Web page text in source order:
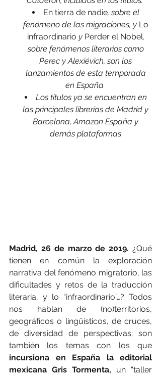
En tierra de nadie, sobre el
fenómeno de las migraciones, y Lo
infraordinario y Perder el Nobel,
sobre fenómenos literarios como
Perec y Alexiévich, son los
lanzamientos de esta temporada
en España
Los títulos ya se encuentran en
las principales librerías de Madrid y
Barcelona, Amazon España y
demás plataformas
Madrid, 26 de marzo de 2019. ¿Qué
tienen en común la exploración
narrativa del fenómeno migratorio, las
dificultades y retos de la traducción
literaria, y lo “infraordinario”…? Todos
nos hablan de (no)territorios,
geográficos o lingüísticos, de cruces,
de diversidad de perspectivas; son
incursiona en España la editorial
mexicana Gris Tormenta, un “taller